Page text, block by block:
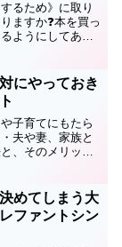
るため》に取り
ますか❓本を買っ
ようにしてあげ
ると思います。
...
にやっておき
子育てにもたら
夫や妻、家族と
、そのメリット
を聞かない！」
わ...
めてしまう大
ファントシン